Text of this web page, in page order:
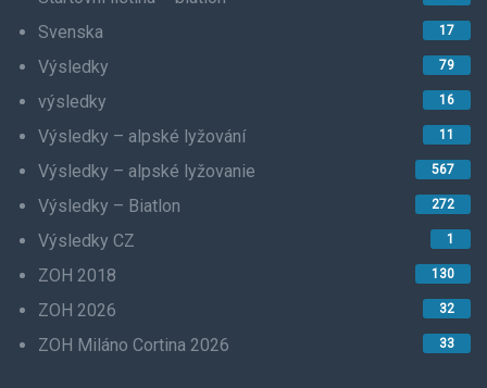
Svenska 17
Výsledky 79
výsledky 16
Výsledky – alpské lyžování 11
Výsledky – alpské lyžovanie 567
Výsledky – Biatlon 272
Výsledky CZ 1
ZOH 2018 130
ZOH 2026 32
ZOH Miláno Cortina 2026 33